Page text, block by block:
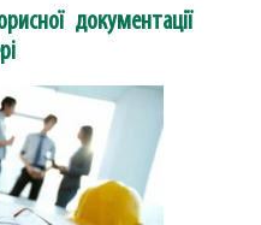
документації